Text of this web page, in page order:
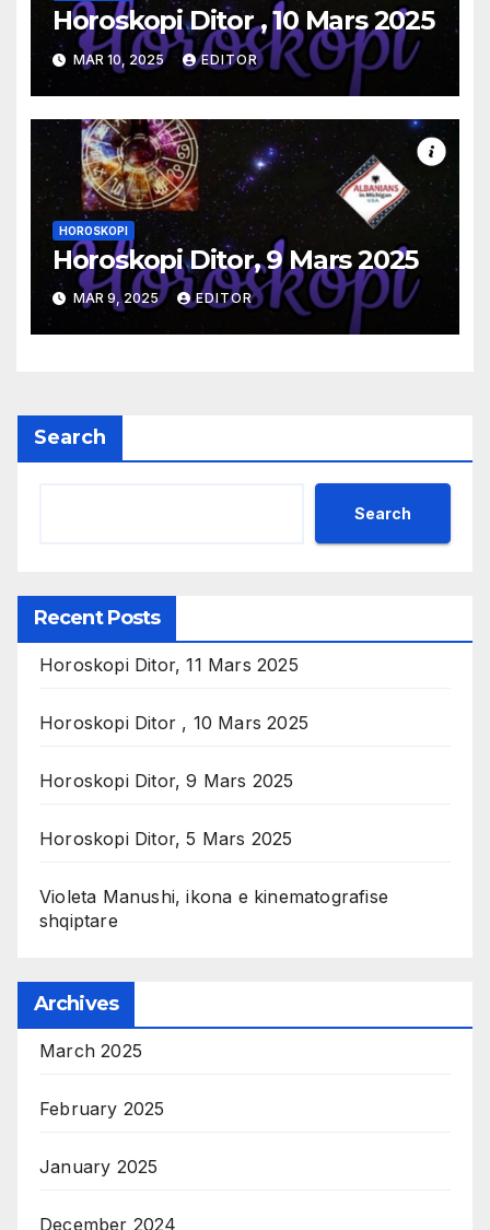
Horoskopi Ditor , 10 Mars 2025
MAR 10, 2025 EDITOR
HOROSKOPI
Horoskopi Ditor, 9 Mars 2025
MAR 9, 2025 EDITOR
Search
Search
Recent Posts
Horoskopi Ditor, 11 Mars 2025
Horoskopi Ditor , 10 Mars 2025
Horoskopi Ditor, 9 Mars 2025
Horoskopi Ditor, 5 Mars 2025
Violeta Manushi, ikona e kinematografise
shqiptare
Archives
March 2025
February 2025
January 2025
December 2024